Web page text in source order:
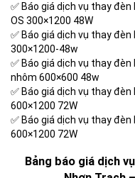
✅ Báo giá dịch vụ thay
OS 300×1200 48W
✅ Báo giá dịch vụ thay
300×1200-48w
✅ Báo giá dịch vụ thay đèn
nhôm 600×600 48w
✅ Báo giá dịch vụ thay
600×1200 72W
✅ Báo giá dịch vụ thay
600×1200 72W
Bảng báo giá dịch